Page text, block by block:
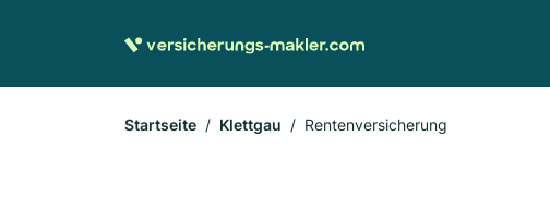
Startseite Klettgau Rentenversicherung